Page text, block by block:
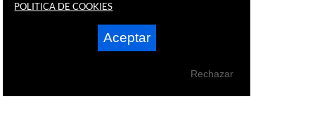
POLITICA DE COOKIES
Aceptar
Rechazar